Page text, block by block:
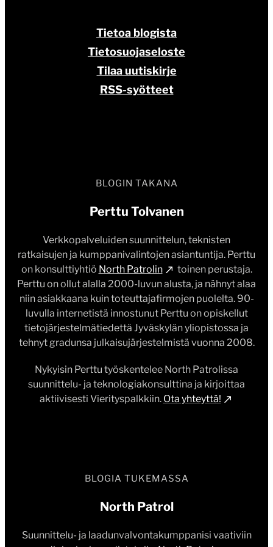
BLOGIN TAKANA
Perttu Tolvanen
Verkkopalveluiden suunnittelun, teknisten
ratkaisujen ja kumppanivalintojen asiantuntija. Perttu
on konsulttiyhtiö North Patrolin
toinen perustaja.
Perttu on ollut alalla 2000-luvun alusta, ja nähnyt alaa
niin asiakkaana kuin toteuttajafirmojen puolelta. 90-
luvulla internetistä innostunut Perttu on opiskellut
tietojärjestelmätiedettä Jyväskylän yliopistossa ja
tehnyt gradunsa julkaisujärjestelmistä vuonna 2008.
Nykyisin Perttu työskentelee North Patrolissa
suunnittelu- ja teknologiakonsulttina ja kirjoittaa
aktiivisesti Vierityspalkkiin. Ota yhteyttä!
Tietoa blogista
Tietosuojaseloste
Tilaa uutiskirje
RSS-syötteet
BLOGIA TUKEMASSA
North Patrol
Suunnittelu- ja laadunvalvontakumppanisi vaativiin